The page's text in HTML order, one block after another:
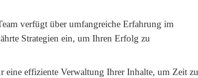
verfügt über umfangreiche Erfahrung im
Strategien ein, um Ihren Erfolg zu
eine effiziente Verwaltung Ihrer Inhalte, um Zeit zu